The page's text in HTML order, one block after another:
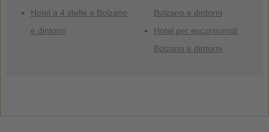
Hotel a 4 stelle a Bolzano
e dintorni
Bolzano e dintorni
Hotel per escursionisti
Bolzano e dintorni